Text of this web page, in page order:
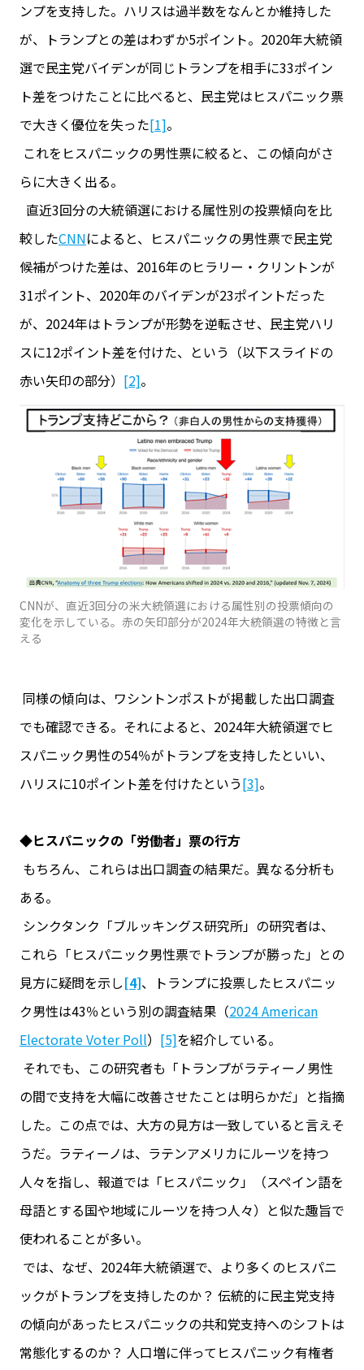
ンプを支持した。ハリスは過半数をなんとか維持した
が、トランプとの差はわずか5ポイント。2020年大統領
選で民主党バイデンが同じトランプを相手に33ポイン
ト差をつけたことに比べると、民主党はヒスパニック票
で大きく優位を失った[1]。
これをヒスパニックの男性票に絞ると、この傾向がさ
らに大きく出る。
直近3回分の大統領選における属性別の投票傾向を比
較したCNNによると、ヒスパニックの男性票で民主党
候補がつけた差は、2016年のヒラリー・クリントンが
31ポイント、2020年のバイデンが23ポイントだった
が、2024年はトランプが形勢を逆転させ、民主党ハリ
スに12ポイント差を付けた、という（以下スライドの
赤い矢印の部分） [2]。
CNNが、直近3回分の米大統領選における属性別の投票傾向の
変化を示している。赤の矢印部分が2024年大統領選の特徴と言
える
同様の傾向は、ワシントンポストが掲載した出口調査
でも確認できる。それによると、2024年大統領選でヒ
スパニック男性の54％がトランプを支持したといい、
ハリスに10ポイント差を付けたという[3]。
◆ヒスパニックの「労働者」票の行方
もちろん、これらは出口調査の結果だ。異なる分析も
ある。
シンクタンク「ブルッキングス研究所」の研究者は、
これら「ヒスパニック男性票でトランプが勝った」との
見方に疑問を示し[4]、トランプに投票したヒスパニッ
ク男性は43％という別の調査結果（2024 American
Electorate Voter Poll） [5]を紹介している。
それでも、この研究者も「トランプがラティーノ男性
の間で支持を大幅に改善させたことは明らかだ」と指摘
した。この点では、大方の見方は一致していると言えそ
うだ。ラティーノは、ラテンアメリカにルーツを持つ
人々を指し、報道では「ヒスパニック」（スペイン語を
母語とする国や地域にルーツを持つ人々）と似た趣旨で
使われることが多い。
では、なぜ、2024年大統領選で、より多くのヒスパニ
ックがトランプを支持したのか？ 伝統的に民主党支持
の傾向があったヒスパニックの共和党支持へのシフトは
常態化するのか？ 人口増に伴ってヒスパニック有権者